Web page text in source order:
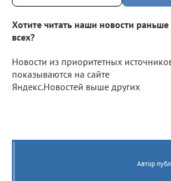
Хотите читать наши новости раньше
всех?
Новости из приоритетных
показываются на сайте
Яндекс.Новостей выше других
Автор